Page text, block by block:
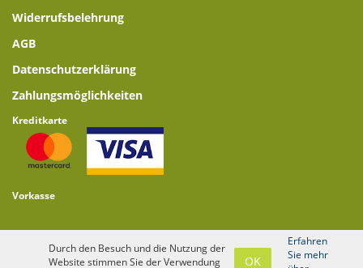
Widerrufsbelehrung
AGB
Datenschutzerklärung
Zahlungsmöglichkeiten
Kreditkarte
Vorkasse
Durch den Besuch und die Nutzung der
Website stimmen Sie der Verwendung
OK
Erfahren
Sie mehr